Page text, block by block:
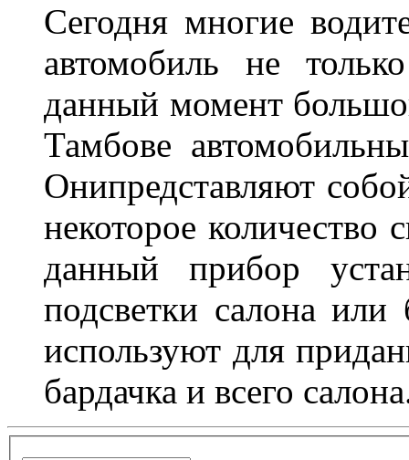
Сегодня многие
автомобиль не
данный момент
Тамбове
Онипредставляют
некоторое количество
данный прибор
подсветки салона
используют для
бардачка и всего